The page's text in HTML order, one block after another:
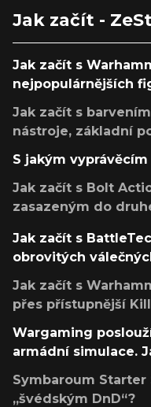
Jak začít -
Jak začít s
nejpopulárnějších
Jak začít s
nástroje, základní
S jakým
Jak začít s Bolt
zasazeným do
Jak začít s
obrovitých
Jak začít s
přes přístupnější
Wargaming
armádní simulace.
Symbaroum Starter
„švédským DnD“?